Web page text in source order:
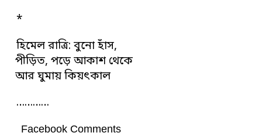
*
হিমেল রাত্রি: বুনো হাঁস,
পীড়িত, পড়ে আকাশ থেকে
আর ঘুমায় কিয়ৎকাল
…………
Facebook Comments